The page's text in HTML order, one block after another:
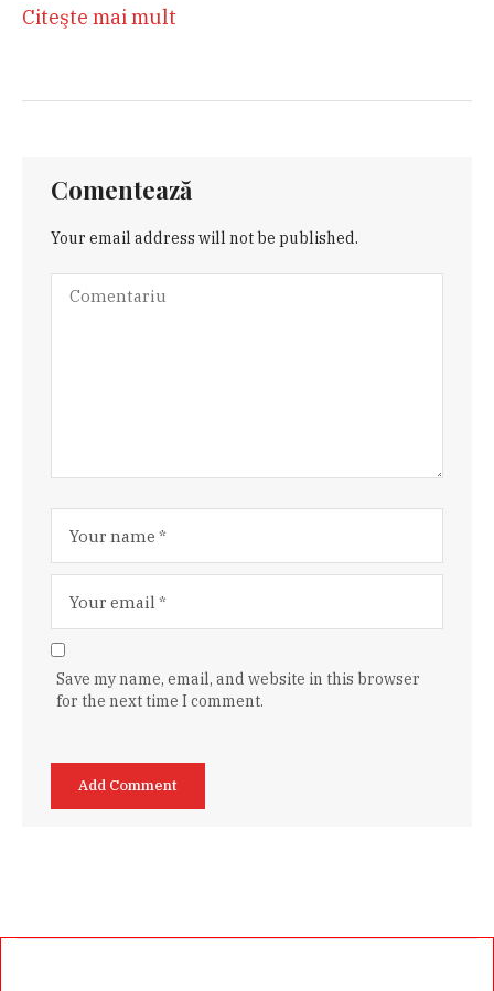
Citeşte mai mult
Comentează
Your email address will not be published.
Save my name, email, and website in this browser
for the next time I comment.